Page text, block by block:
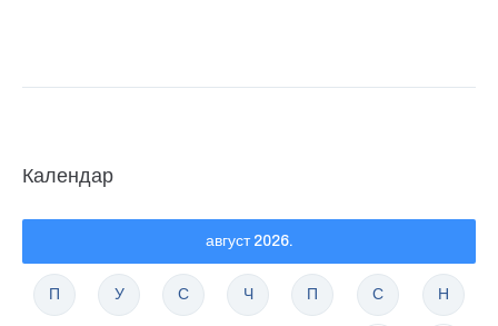
Календар
август 2026.
П У С Ч П С Н